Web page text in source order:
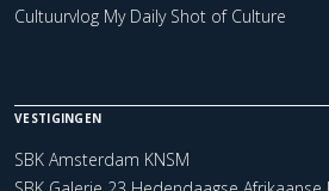
Cultuurvlog My Daily Shot of Culture
VESTIGINGEN
SBK Amsterdam KNSM